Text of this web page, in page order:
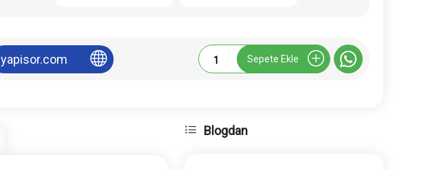
yapisor.com
Yapisor.com
Tanıtım
Sepete Ekle
Blogdan